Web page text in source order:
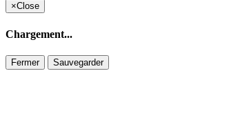
×Close
Chargement...
Fermer Sauvegarder